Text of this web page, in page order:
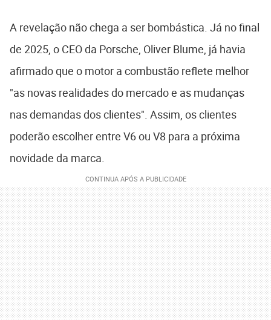
A revelação não chega a ser bombástica. Já no final
de 2025, o CEO da Porsche, Oliver Blume, já havia
afirmado que o motor a combustão reflete melhor
"as novas realidades do mercado e as mudanças
nas demandas dos clientes". Assim, os clientes
poderão escolher entre V6 ou V8 para a próxima
novidade da marca.